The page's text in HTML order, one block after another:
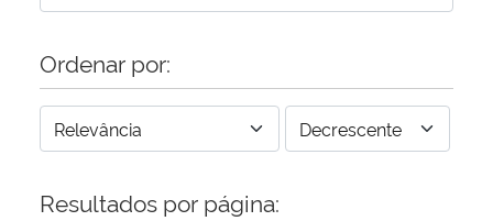
Secretaria-Geral
Secretaria de Governo
Gabinete de Segurança Institucional
Ordenar por:
Resultados por página: